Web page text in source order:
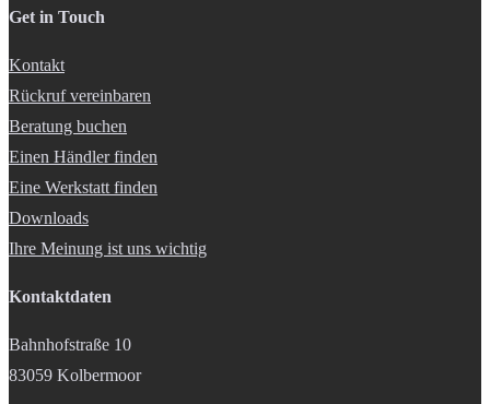
Get in Touch
Kontakt
Rückruf vereinbaren
Beratung buchen
Einen Händler finden
Eine Werkstatt finden
Downloads
Ihre Meinung ist uns wichtig
Kontaktdaten
Bahnhofstraße 10
83059 Kolbermoor